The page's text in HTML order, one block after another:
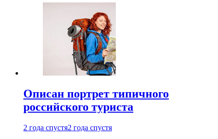
Описан портрет типичного
российского туриста
2 года спустя2 года спустя